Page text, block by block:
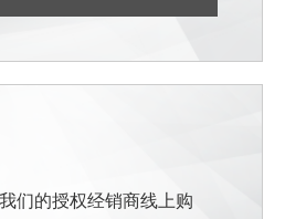
们的授权经销商线上购